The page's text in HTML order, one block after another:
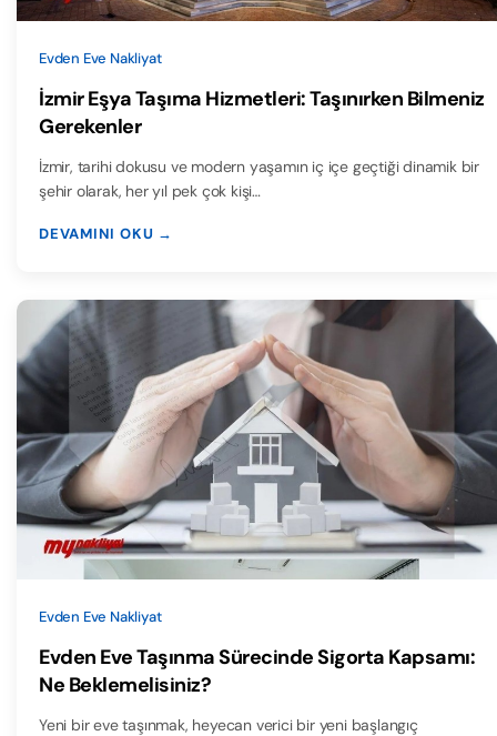
Evden Eve Nakliyat
İzmir Eşya Taşıma Hizmetleri: Taşınırken Bilmeniz
Gerekenler
İzmir, tarihi dokusu ve modern yaşamın iç içe geçtiği dinamik bir
şehir olarak, her yıl pek çok kişi…
DEVAMINI OKU →
Evden Eve Nakliyat
Evden Eve Taşınma Sürecinde Sigorta Kapsamı:
Ne Beklemelisiniz?
Yeni bir eve taşınmak, heyecan verici bir yeni başlangıç